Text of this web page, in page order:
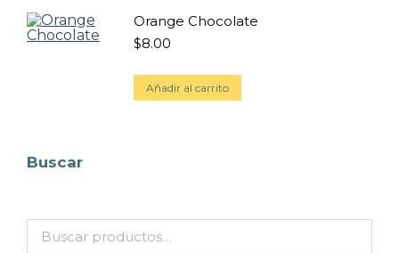
Orange Chocolate
$8.00
Añadir al carrito
Buscar